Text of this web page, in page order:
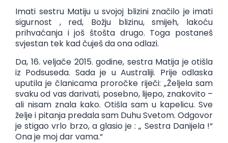
Imati sestru Matiju u svojoj blizini značilo je imati
sigurnost , red, Božju blizinu, smijeh, lakoću
prihvaćanja i još štošta drugo. Toga postaneš
svjestan tek kad čuješ da ona odlazi.
Da, 16. veljače 2015. godine, sestra Matija je otišla
iz Podsuseda. Sada je u Australiji. Prije odlaska
uputila je članicama proročke riječi: „Željela sam
svaku od vas darivati, posebno, lijepo, znakovito –
ali nisam znala kako. Otišla sam u kapelicu. Sve
želje i pitanja predala sam Duhu Svetom. Odgovor
je stigao vrlo brzo, a glasio je : „ Sestra Danijela !“
Ona je moj dar vama.“